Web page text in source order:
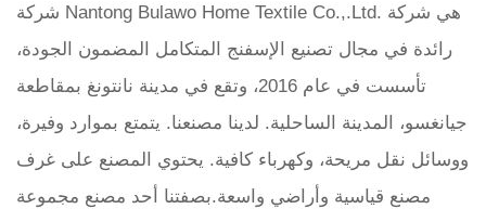
شركة Nantong Bulawo Home Textile Co.,.Ltd. هي شركة
رائدة في مجال تصنيع الإسفنج المتكامل المضمون الجودة،
تأسست في عام 2016، وتقع في مدينة نانتونغ بمقاطعة
جيانغسو، المدينة الساحلية. لدينا مصنعنا. يتمتع بموارد وفيرة،
ووسائل نقل مريحة، وكهرباء كافية. يحتوي المصنع على غرف
مصنع قياسية وأراضي واسعة.بصفتنا أحد مصنع مجموعة